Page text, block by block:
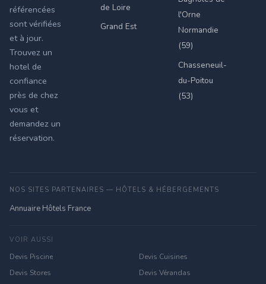
référencées
sont vérifiées
et à jour.
Trouvez un
hotel de
confiance
près de chez
vous et
demandez un
réservation.
de Loire
Grand Est
l'Orne
Normandie
(59)
Chasseneuil-
du-Poitou
(53)
NOS SITES PARTENAIRES — HÔTELS & HÉBERGEMENTS
Annuaire Hôtels France
VOIR AUSSI
Devis Piscine
Devis Cuisines
Devis Stores
Devis Vérandas